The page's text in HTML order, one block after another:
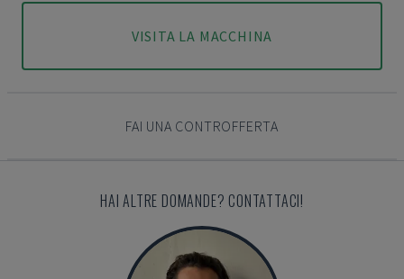
VISITA LA MACCHINA
FAI UNA CONTROFFERTA
HAI ALTRE DOMANDE? CONTATTACI!